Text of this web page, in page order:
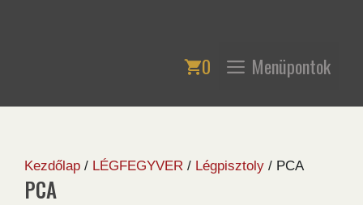
0 Menüpontok
Kezdőlap / LÉGFEGYVER / Légpisztoly / PCA
PCA